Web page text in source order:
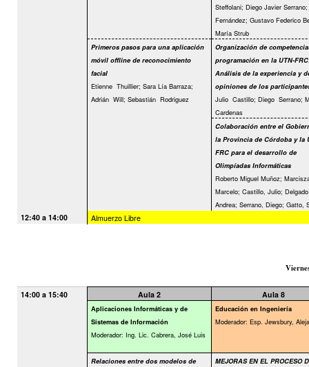
Steffolani; Diego Javier
Fernández; Gustavo Federico
María Strub
Primeros pasos para una aplicación
móvil offline de reconocimiento
facial
Etienne Thuillier; Sara Lía Barraza;
Adrián Will; Sebastián Rodriguez
Organización de
programación en la UTN-
Análisis de la experiencia y
opiniones de los
Julio Castillo; Diego Serrano;
Cardenas
Colaboración entre el
la Provincia de Córdoba y la
FRC para el desarrollo de
Olimpíadas Informáticas
Roberto Miguel Muñoz;
Marcelo; Castillo, Julio; Delgado
Andrea; Serrano, Diego; Gatto,
12:40 a 14:00 Almuerzo Libre
14:00 a 15:40 Aula 2 Aula 8
Aplicaciones Informáticas y de
Sistemas de Información
Moderador: Ing. Lic. Cabrera, José Luis
Educación en Ingeniería
Moderador: Esp. Jewsbury,
Relaciones entre dos modelos de
MEJORAS EN EL PROCESO